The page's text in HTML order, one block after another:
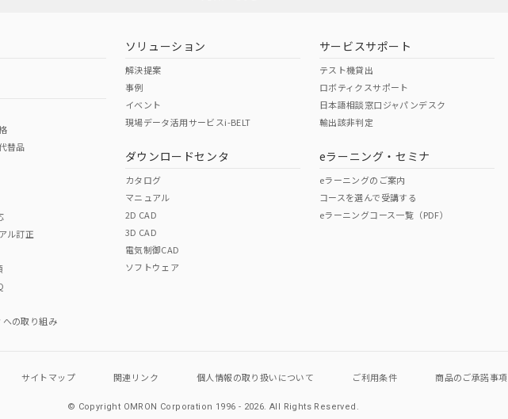
Cr(VI)
O
通在庫等で未対応品が混在する可能性があります。
お問い合わせください。
替品
ル訂正
への取り組み
ソリューション
解決提案
事例
イベント
現場データ活用サービスi-BELT
ダウンロードセンタ
カタログ
マニュアル
2D CAD
3D CAD
電気制御CAD
ソフトウェア
サービスサポート
テスト機貸出
ロボティクスサポート
日本語相談窓口ジャパンデスク
輸出該非判定
eラーニング・セミナ
eラーニングのご案内
コースを選んで受講する
eラーニングコース一覧（PDF）
サイトマップ 関連リンク 個人情報の取り扱いについて ご利用条件 商品のご承諾事項
© Copyright OMRON Corporation 1996 - 2026.All Rights Reserved.